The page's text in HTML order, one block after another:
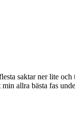
saktar ner lite
allra bästa fas